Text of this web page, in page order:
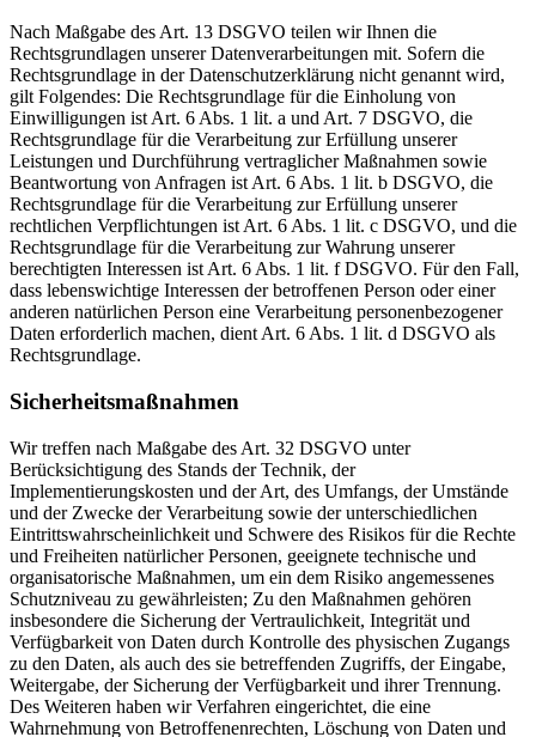
Nach Maßgabe des Art. 13 DSGVO teilen wir Ihnen die
Rechtsgrundlagen unserer Datenverarbeitungen mit. Sofern die
Rechtsgrundlage in der Datenschutzerklärung nicht genannt wird,
gilt Folgendes: Die Rechtsgrundlage für die Einholung von
Einwilligungen ist Art. 6 Abs. 1 lit. a und Art. 7 DSGVO, die
Rechtsgrundlage für die Verarbeitung zur Erfüllung unserer
Leistungen und Durchführung vertraglicher Maßnahmen sowie
Beantwortung von Anfragen ist Art. 6 Abs. 1 lit. b DSGVO, die
Rechtsgrundlage für die Verarbeitung zur Erfüllung unserer
rechtlichen Verpflichtungen ist Art. 6 Abs. 1 lit. c DSGVO, und die
Rechtsgrundlage für die Verarbeitung zur Wahrung unserer
berechtigten Interessen ist Art. 6 Abs. 1 lit. f DSGVO. Für den Fall,
dass lebenswichtige Interessen der betroffenen Person oder einer
anderen natürlichen Person eine Verarbeitung personenbezogener
Daten erforderlich machen, dient Art. 6 Abs. 1 lit. d DSGVO als
Rechtsgrundlage.
Sicherheitsmaßnahmen
Wir treffen nach Maßgabe des Art. 32 DSGVO unter
Berücksichtigung des Stands der Technik, der
Implementierungskosten und der Art, des Umfangs, der Umstände
und der Zwecke der Verarbeitung sowie der unterschiedlichen
Eintrittswahrscheinlichkeit und Schwere des Risikos für die Rechte
und Freiheiten natürlicher Personen, geeignete technische und
organisatorische Maßnahmen, um ein dem Risiko angemessenes
Schutzniveau zu gewährleisten; Zu den Maßnahmen gehören
insbesondere die Sicherung der Vertraulichkeit, Integrität und
Verfügbarkeit von Daten durch Kontrolle des physischen Zugangs
zu den Daten, als auch des sie betreffenden Zugriffs, der Eingabe,
Weitergabe, der Sicherung der Verfügbarkeit und ihrer Trennung.
Des Weiteren haben wir Verfahren eingerichtet, die eine
Wahrnehmung von Betroffenenrechten, Löschung von Daten und